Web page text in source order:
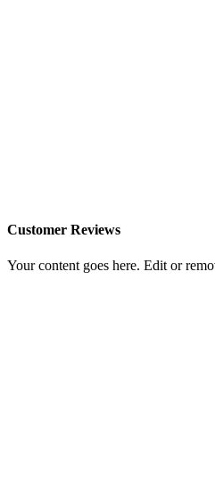
Customer Reviews
Your content goes here. Edit or